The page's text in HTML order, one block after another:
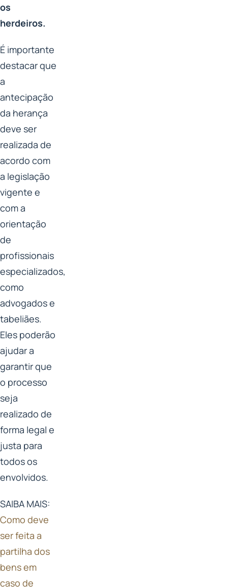
os
herdeiros.
É importante
destacar que
a
antecipação
da herança
deve ser
realizada de
acordo com
a legislação
vigente e
com a
orientação
de
profissionais
especializados,
como
advogados e
tabeliães.
Eles poderão
ajudar a
garantir que
o processo
seja
realizado de
forma legal e
justa para
todos os
envolvidos.
SAIBA MAIS:
Como deve
ser feita a
partilha dos
bens em
caso de